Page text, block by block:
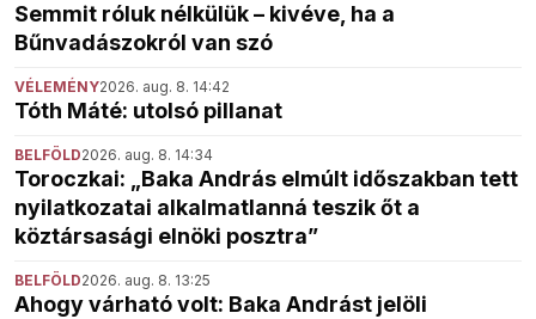
Semmit róluk nélkülük – kivéve, ha a
Bűnvadászokról van szó
VÉLEMÉNY2026. aug. 8. 14:42
Tóth Máté: utolsó pillanat
BELFÖLD2026. aug. 8. 14:34
Toroczkai: „Baka András elmúlt időszakban tett
nyilatkozatai alkalmatlanná teszik őt a
köztársasági elnöki posztra”
BELFÖLD2026. aug. 8. 13:25
Ahogy várható volt: Baka Andrást jelöli